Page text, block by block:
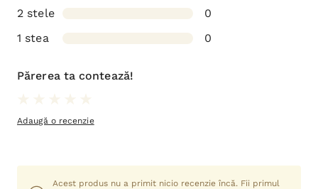
2 stele
0
1 stea
0
Părerea ta contează!
Adaugă o recenzie
Acest produs nu a primit nicio recenzie încă. Fii primul